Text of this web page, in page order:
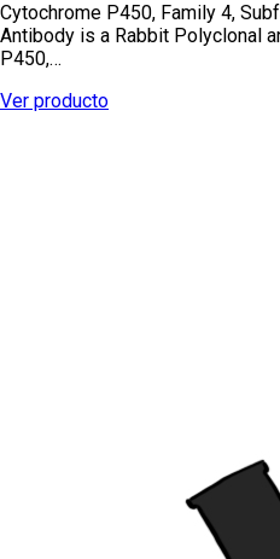
Cytochrome P450, Family 4,
Antibody is a Rabbit Polyclonal
P450,…
Ver producto